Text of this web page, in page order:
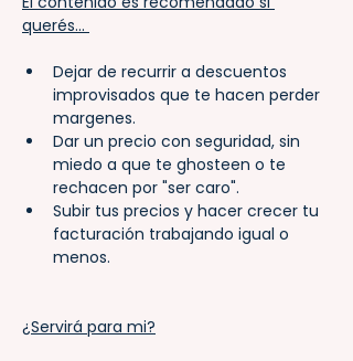
querés...
Dejar de recurrir a descuentos
improvisados que te hacen perder
margenes.
Dar un precio con seguridad, sin
miedo a que te ghosteen o te
rechacen por "ser caro".
Subir tus precios y hacer crecer tu
facturación trabajando igual o
menos.
¿Servirá para mi?